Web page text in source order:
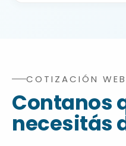
Formulario completo
COTIZACIÓN WEB
Contanos
necesitás